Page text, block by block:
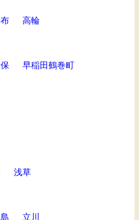
高輪
早稲田鶴巻町
浅草
立川